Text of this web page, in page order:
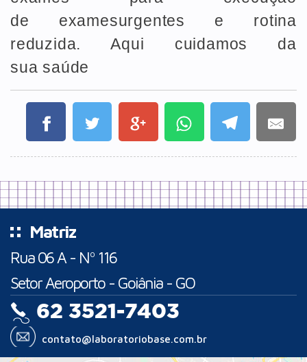
de examesurgentes e rotina
reduzida. Aqui cuidamos da
sua saúde
Matriz
Rua 06 A - Nº 116
Setor Aeroporto - Goiânia - GO
62 3521-7403
contato@laboratoriobase.com.br